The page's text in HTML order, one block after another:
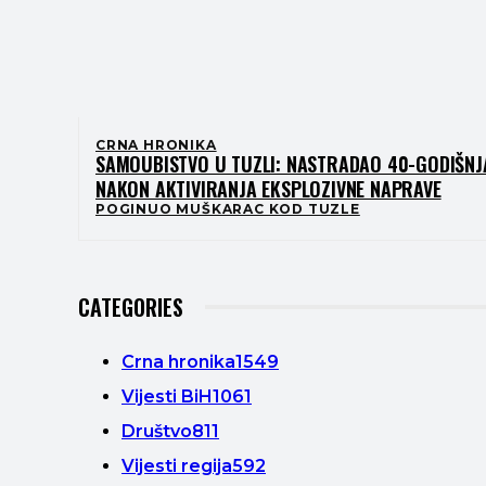
CRNA HRONIKA
SAMOUBISTVO U TUZLI: NASTRADAO 40-
NAKON AKTIVIRANJA EKSPLOZIVNE NAPRAVE
POGINUO MUŠKARAC KOD TUZLE
CATEGORIES
Crna hronika1549
Vijesti BiH1061
Društvo811
Vijesti regija592